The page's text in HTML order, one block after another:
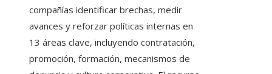
compañías identificar brechas, medir
avances y reforzar políticas internas en
13 áreas clave, incluyendo contratación,
promoción, formación, mecanismos de